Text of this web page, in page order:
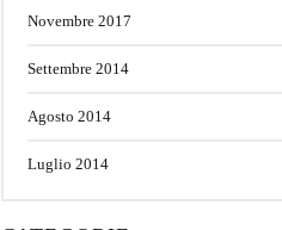
Novembre 2017
Settembre 2014
Agosto 2014
Luglio 2014